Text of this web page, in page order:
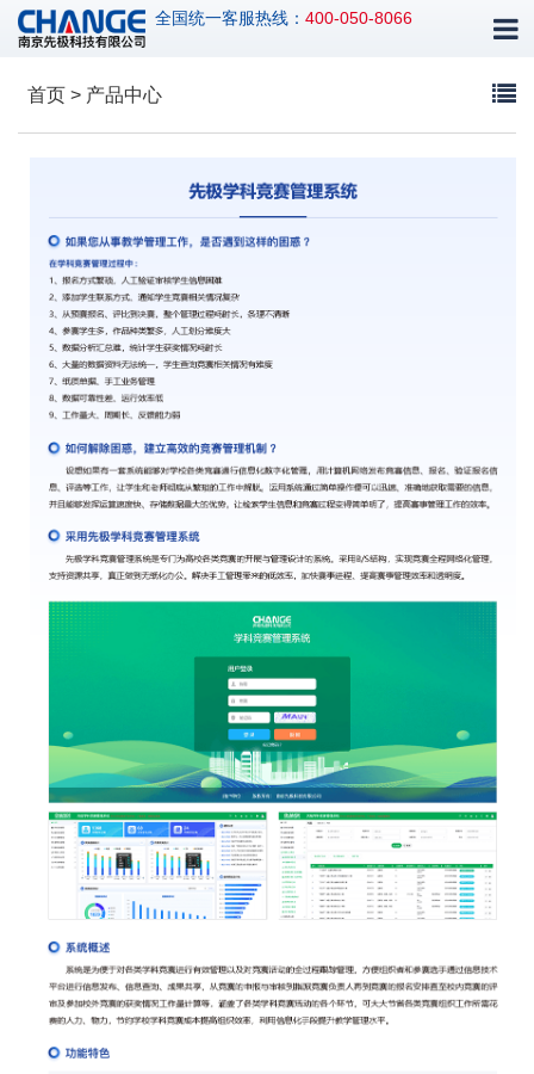
全国统一客服热线： 400-050-8066
首页 > 产品中心